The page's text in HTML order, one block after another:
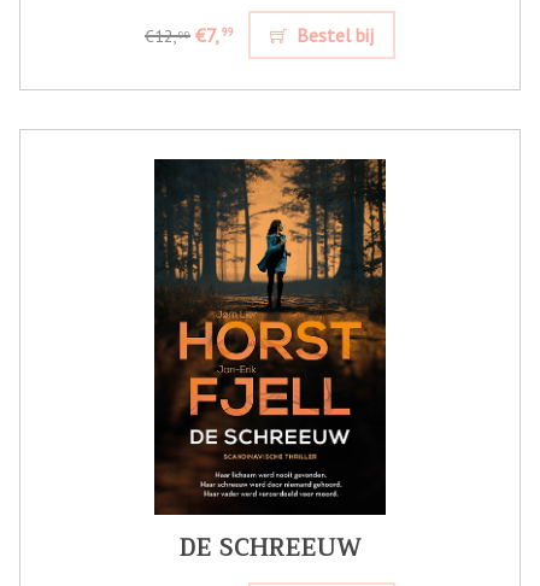
€12,99 €7,99 Bestel bij
DE SCHREEUW